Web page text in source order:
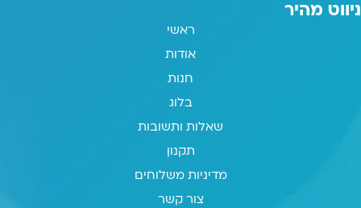
ניווט מהיר
ראשי
אודות
חנות
בלוג
שאלות ותשובות
תקנון
מדיניות משלוחים
צור קשר